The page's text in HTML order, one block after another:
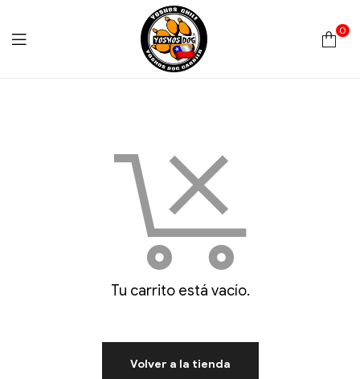
0
Tu carrito está vacío.
Volver a la tienda